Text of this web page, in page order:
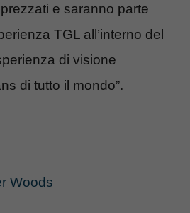
e saranno parte
TGL all’interno del
di visione
di tutto il mondo”.
Woods